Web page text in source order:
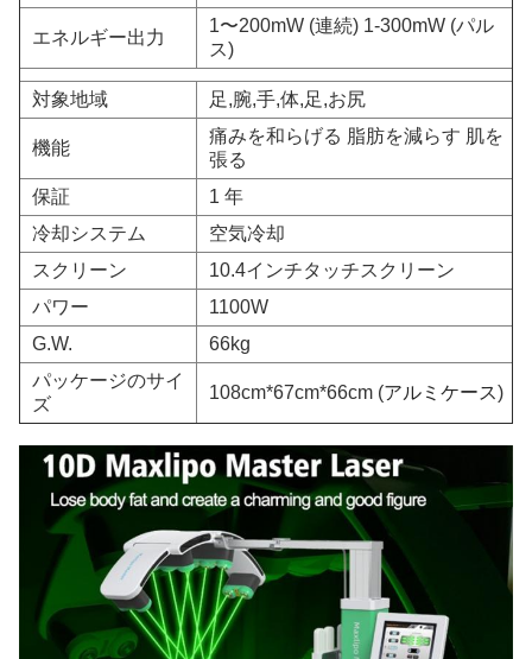
エネルギー出力
1〜200mW (連続) 1-300mW (パル
ス)
対象地域 足,腕,手,体,足,お尻
機能
痛みを和らげる 脂肪を減らす 肌を
張る
保証
1 年
冷却システム
空気冷却
スクリーン
10.4インチタッチスクリーン
パワー
1100W
G.W.
66kg
パッケージのサイ
ズ
108cm*67cm*66cm (アルミケース)